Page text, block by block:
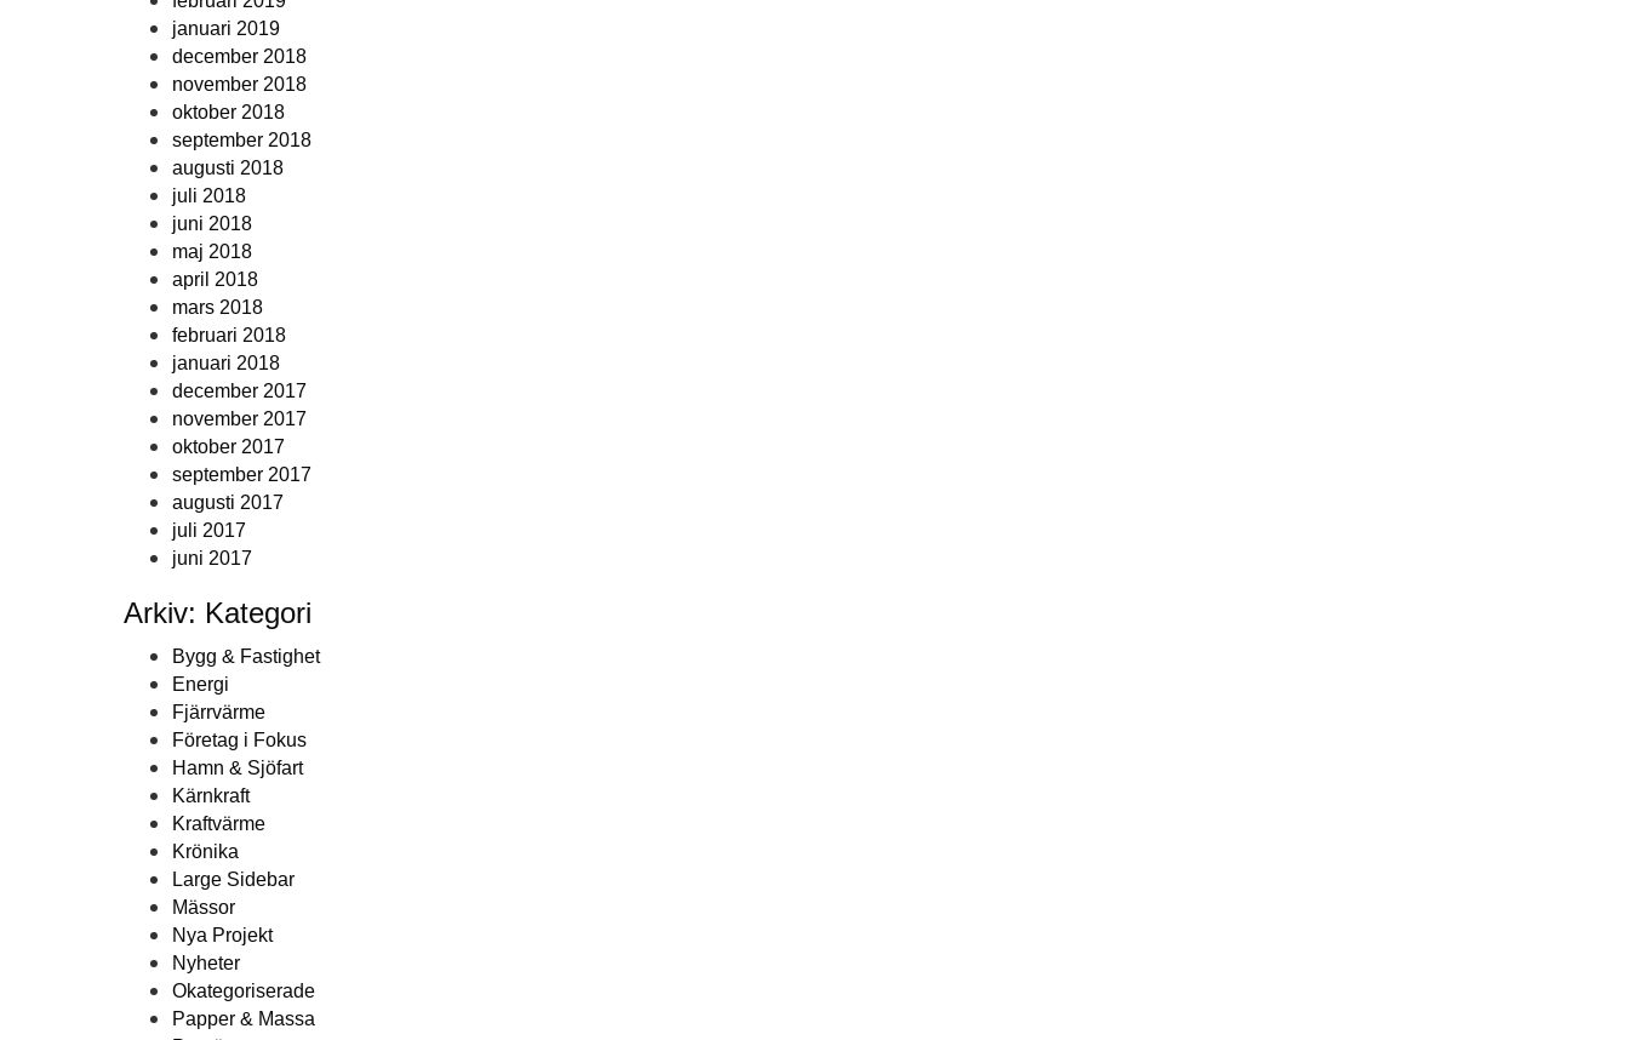
januari 2019
december 2018
november 2018
oktober 2018
september 2018
augusti 2018
juli 2018
juni 2018
maj 2018
april 2018
mars 2018
februari 2018
januari 2018
december 2017
november 2017
oktober 2017
september 2017
augusti 2017
juli 2017
juni 2017
Arkiv: Kategori
Bygg & Fastighet
Energi
Fjärrvärme
Företag i Fokus
Hamn & Sjöfart
Kärnkraft
Kraftvärme
Krönika
Large Sidebar
Mässor
Nya Projekt
Nyheter
Okategoriserade
Papper & Massa